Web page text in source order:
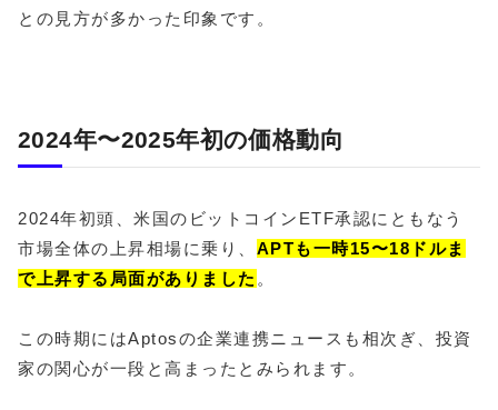
との見方が多かった印象です。
2024年〜2025年初の価格動向
2024年初頭、米国のビットコインETF承認にともなう
市場全体の上昇相場に乗り、 APTも一時15〜18ドルま
で上昇する局面がありました 。
この時期にはAptosの企業連携ニュースも相次ぎ、投資
家の関心が一段と高まったとみられます。